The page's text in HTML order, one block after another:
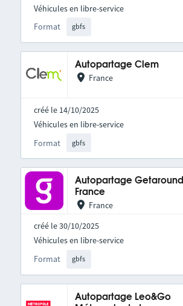
Format gbfs
Véhicules en libre-service
Autopartage Clem
France
créé le 14/10/2025
Format gbfs
Véhicules en libre-service
Autopartage Getaround
France
France
créé le 30/10/2025
Format gbfs
Véhicules en libre-service
Autopartage Leo&Go